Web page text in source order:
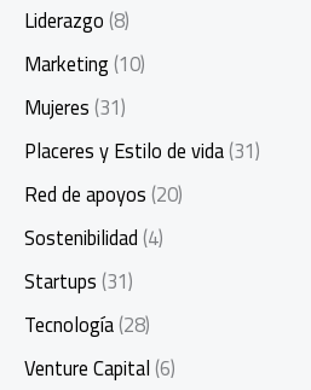
Liderazgo(8)
Marketing(10)
Mujeres(31)
Placeres y Estilo de vida(31)
Red de apoyos(20)
Sostenibilidad(4)
Startups(31)
Tecnología(28)
Venture Capital(6)